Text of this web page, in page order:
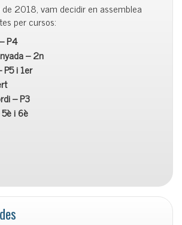
de 2018, vam decidir en assemblea
per cursos:
P4
– 2n
P5 i 1er
– P3
i 6è